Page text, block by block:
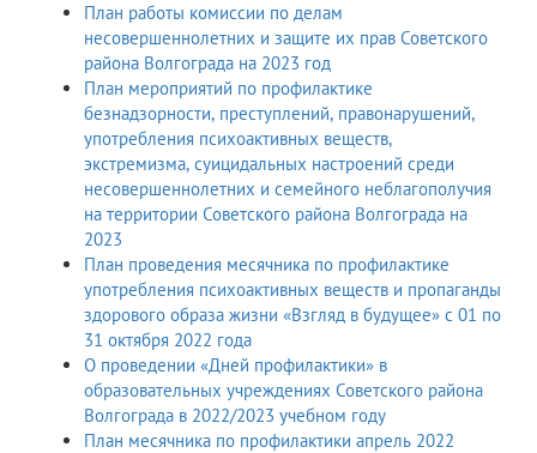
План работы комиссии по делам
несовершеннолетних и защите их прав Советского
района Волгограда на 2023 год
План мероприятий по профилактике
безнадзорности, преступлений, правонарушений,
употребления психоактивных веществ,
экстремизма, суицидальных настроений среди
несовершеннолетних и семейного неблагополучия
на территории Советского района Волгограда на
2023
План проведения месячника по профилактике
употребления психоактивных веществ и пропаганды
здорового образа жизни «Взгляд в будущее» с 01 по
31 октября 2022 года
О проведении «Дней профилактики» в
образовательных учреждениях Советского района
Волгограда в 2022/2023 учебном году
План месячника по профилактики апрель 2022